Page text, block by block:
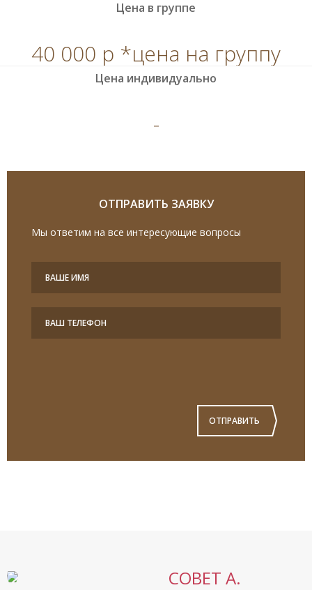
Цена в группе
40 000 р *цена на группу
Цена индивидуально
-
ОТПРАВИТЬ ЗАЯВКУ
Мы ответим на все интересующие вопросы
ОТПРАВИТЬ
СОВЕТ А.